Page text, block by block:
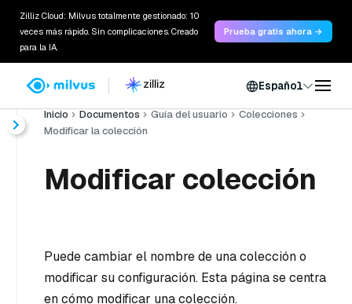
Zilliz Cloud: Milvus totalmente gestionado: 10
veces más rápido. Sin complicaciones. Creado
para la IA.
Prueba gratis ahora →
Español
Inicio Documentos Guía del usuario
Colecciones
Modificar la colección
Modificar colección
Puede cambiar el nombre de una colección o
modificar su configuración. Esta página se centra
en cómo modificar una colección.